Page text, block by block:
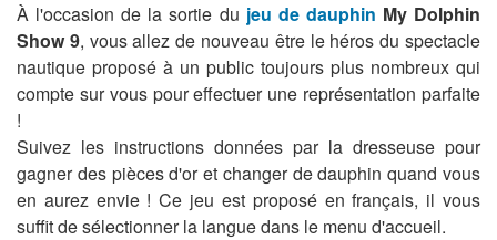
À l'occasion de la sortie du jeu de dauphin My Dolphin
Show 9, vous allez de nouveau être le héros du spectacle
nautique proposé à un public toujours plus nombreux qui
compte sur vous pour effectuer une représentation parfaite
!
Suivez les instructions données par la dresseuse pour
gagner des pièces d'or et changer de dauphin quand vous
en aurez envie ! Ce jeu est proposé en français, il vous
suffit de sélectionner la langue dans le menu d'accueil.